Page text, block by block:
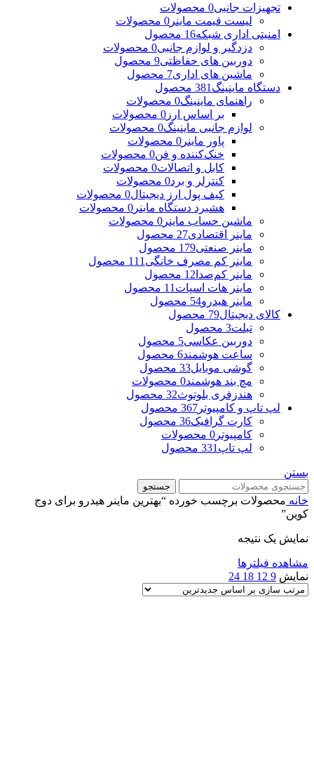
تجهیزات جانبی0 محصولات
لیست قیمت ماینر 0 محصولات
امنیتی اداری شبکه16 محصول
دزدگیر و لوازم جانبی0 محصولات
دوربین های حفاظتی9 محصول
ماشین های اداری7 محصول
دستگاه ماینینگ 381 محصول
راهنمای ماینینگ0 محصولات
بر اساس ارز 0 محصولات
لوازم جانبی ماینینگ0 محصولات
پاور ماینر 0 محصولات
خنک‌کننده و فن0 محصولات
کابل و اتصالات0 محصولات
کنترلر و برد0 محصولات
کیف پول ارز دیجیتال0 محصولات
هشبرد دستگاه ماینر 0 محصولات
ماشین حساب ماینر 0 محصولات
ماینر اقتصادی27 محصول
ماینر صنعتی179 محصول
ماینر کم مصرف خانگی 111 محصول
ماینر کم‌صدا 12 محصول
ماینر هات اسپات 11 محصول
ماینر هیدرو54 محصول
کالای دیجیتال79 محصول
تبلت3 محصول
دوربین عکاسی5 محصول
ساعت هوشمند6 محصول
گوشی موبایل33 محصول
مچ بند هوشمند0 محصولات
هندزفری بلوتوث32 محصول
لپ تاپ و کامپیوتر 367 محصول
کارت گرافیک36 محصول
کامپیوتر 0 محصولات
لپ تاپ 331 محصول
بستن
جستجو
خانه محصولات برچسب خورده “بهترین ماینر هیدرو برای دوج
کوین”
نمایش یک نتیجه
مشاهده فیلترها
نمایش 9
12
18
24